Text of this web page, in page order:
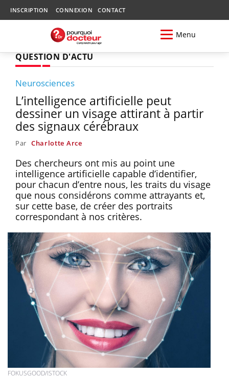
INSCRIPTION CONNEXION CONTACT
Menu
QUESTION D'ACTU
Neurosciences
L’intelligence artificielle peut
dessiner un visage attirant à partir
des signaux cérébraux
Par Charlotte Arce
Des chercheurs ont mis au point une
intelligence artificielle capable d’identifier,
pour chacun d’entre nous, les traits du visage
que nous considérons comme attrayants et,
sur cette base, de créer des portraits
correspondant à nos critères.
FOKUSGOOD/ISTOCK